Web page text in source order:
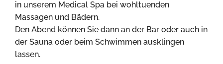
in unserem Medical Spa bei wohltuenden
Massagen und Bädern.
Den Abend können Sie dann an der Bar oder auch in
der Sauna oder beim Schwimmen ausklingen
lassen.